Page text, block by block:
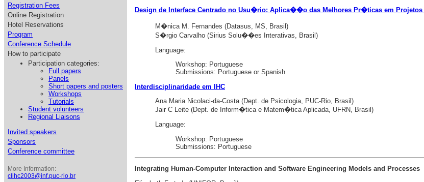
Registration Fees
Online Registration
Hotel Reservations
Program
Conference Schedule
How to participate
Participation categories:
Full papers
Panels
Short papers and posters
Workshops
Tutorials
Student volunteers
Regional Liaisons
Invited speakers
Sponsors
Conference committee
More Information:
clihc2003@inf.puc-rio.br
Design de Interface Centrado no Usu�rio: Aplica��o das Melhores Pr�ticas em
M�nica M. Fernandes (Datasus, MS, Brasil)
S�rgio Carvalho (Sirius Solu��es Interativas, Brasil)
Language:
Workshop: Portuguese
Submissions: Portuguese or Spanish
Interdisciplinaridade em IHC
Ana Maria Nicolaci-da-Costa (Dept. de Psicologia, PUC-Rio, Brasil)
Jair C Leite (Dept. de Inform�tica e Matem�tica Aplicada, UFRN, Brasil)
Language:
Workshop: Portuguese
Submissions: Portuguese
Integrating Human-Computer Interaction and Software Engineering Models and Processes